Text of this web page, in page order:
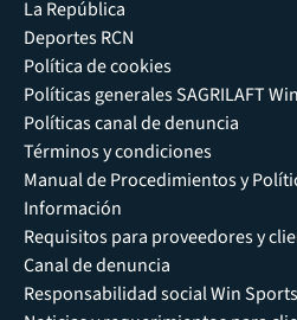
La República
Deportes RCN
Política de cookies
Políticas generales SAGRILAFT
Políticas canal de denuncia
Términos y condiciones
Manual de Procedimientos y
Información
Requisitos para proveedores y
Canal de denuncia
Responsabilidad social Win Sports